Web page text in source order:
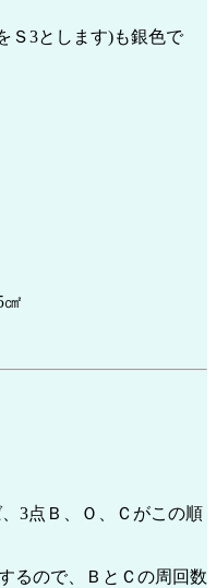
Ｓ3とします)も銀色で
3点Ｂ、Ｏ、Ｃがこの順
るので、ＢとＣの周回数